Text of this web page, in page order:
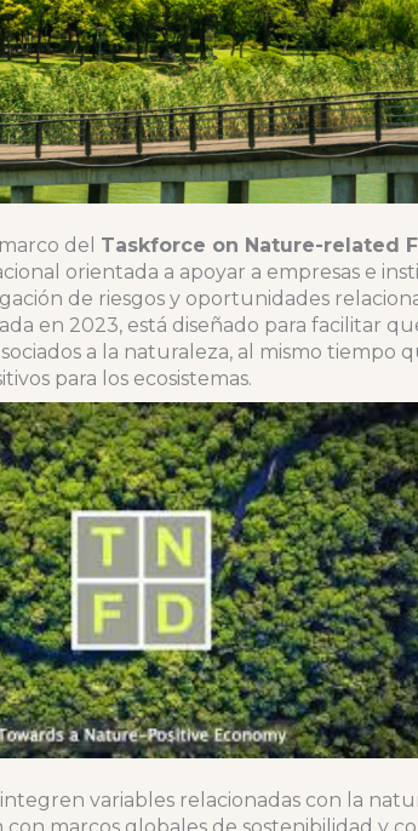
del Taskforce on Nature-related
orientada a apoyar a empresas e
de riesgos y oportunidades
en 2023, está diseñado para facilitar
a la naturaleza, al mismo tiempo
para los ecosistemas.
variables relacionadas con la